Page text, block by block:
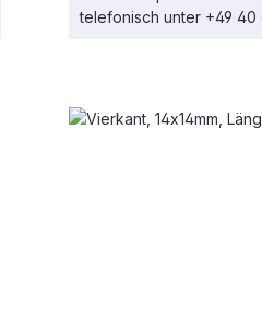
telefonisch unter +49 40